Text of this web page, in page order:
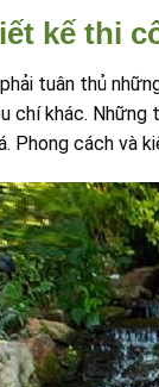
kế thi
tuân thủ
chí khác.
Phong cách và